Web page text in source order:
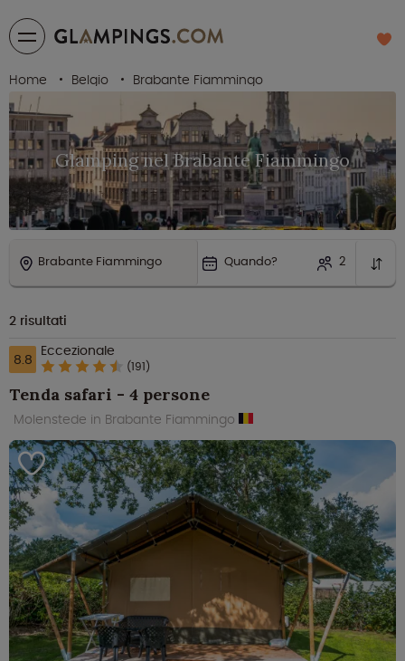
Home Belgio Brabante Fiammingo
Glamping nel Brabante Fiammingo
Brabante Fiammingo Quando? 2
2 risultati
8.8 Eccezionale
(191)
Tenda safari - 4 persone
Molenstede in Brabante Fiammingo